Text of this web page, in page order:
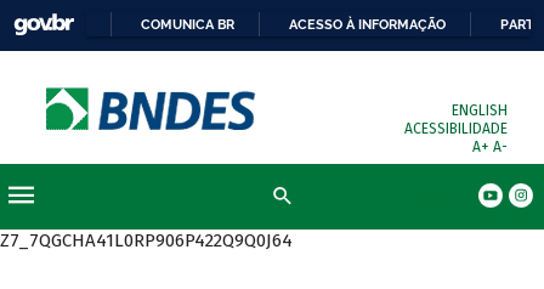
COMUNICA BR ACESSO À INFORMAÇÃO
ENGLISH
ACESSIBILIDADE
A+ A-
Z7_7QGCHA41L0RP906P422Q9Q0J64